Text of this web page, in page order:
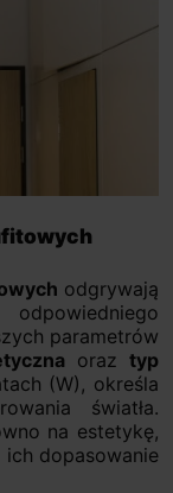
odgrywają
parametrów
oraztyp
(W), określa
światła.
na estetykę,
ich dopasowanie